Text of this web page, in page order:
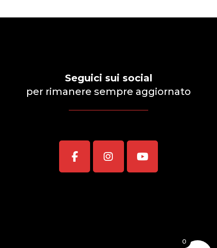
Seguici sui social
per rimanere sempre aggiornato
0